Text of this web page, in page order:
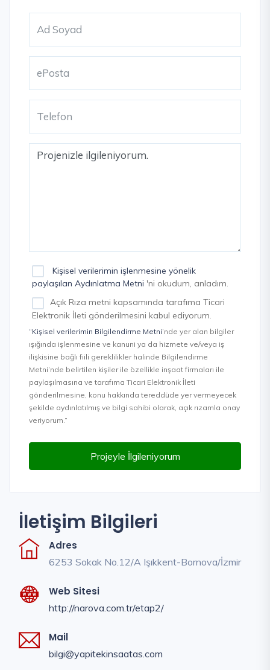
Kişisel verilerimin işlenmesine yönelik
paylaşılan Aydınlatma Metni 'ni okudum, anladım.
Açık Rıza metni kapsamında tarafıma Ticari
Elektronik İleti gönderilmesini kabul ediyorum.
“Kişisel verilerimin Bilgilendirme Metni’nde yer alan bilgiler
ışığında işlenmesine ve kanuni ya da hizmete ve/veya iş
ilişkisine bağlı fiili gereklilikler halinde Bilgilendirme
Metni’nde belirtilen kişiler ile özellikle inşaat firmaları ile
paylaşılmasına ve tarafıma Ticari Elektronik İleti
gönderilmesine, konu hakkında tereddüde yer vermeyecek
şekilde aydınlatılmış ve bilgi sahibi olarak, açık rızamla onay
veriyorum.”
Projeyle İlgileniyorum
İletişim Bilgileri
Adres
6253 Sokak No.12/A Işıkkent-Bornova/İzmir
Web Sitesi
http://narova.com.tr/etap2/
Mail
bilgi@yapitekinsaatas.com